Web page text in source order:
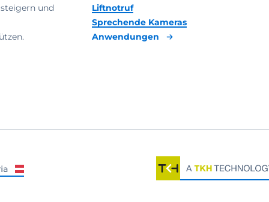
und
Liftnotruf
Sprechende Kameras
Anwendungen